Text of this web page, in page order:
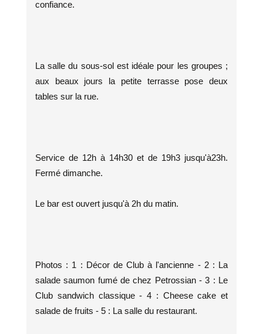
confiance.
La salle du sous-sol est idéale pour les groupes ;
aux beaux jours la petite terrasse pose deux
tables sur la rue.
Service de 12h à 14h30 et de 19h3 jusqu'à23h.
Fermé dimanche.
Le bar est ouvert jusqu'à 2h du matin.
Photos : 1 : Décor de Club à l'ancienne - 2 : La
salade saumon fumé de chez Petrossian - 3 : Le
Club sandwich classique - 4 : Cheese cake et
salade de fruits - 5 : La salle du restaurant.